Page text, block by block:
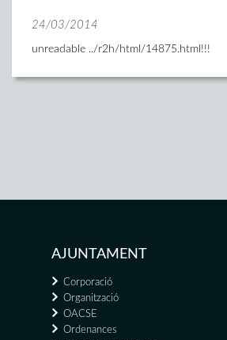
24/03/2014
unreadable ../r2h/html/14875.html!!!
AJUNTAMENT
Corporació
Organització
OACSE
Ordenances